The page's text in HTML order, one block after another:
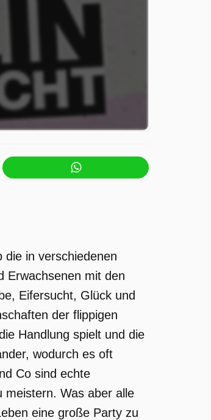
die in verschiedenen
Erwachsenen mit den
Eifersucht, Glück und
der flippigen
Handlung spielt und die
wodurch es oft
Co sind echte
meistern. Was aber alle
eine große Party zu